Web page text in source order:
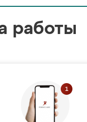
работы